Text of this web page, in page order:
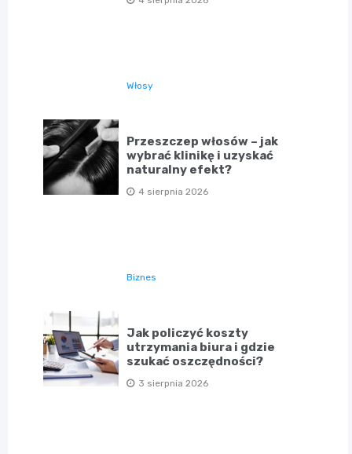
Włosy
Przeszczep włosów – jak
wybrać klinikę i uzyskać
naturalny efekt?
4 sierpnia 2026
Biznes
Jak policzyć koszty
utrzymania biura i gdzie
szukać oszczędności?
3 sierpnia 2026